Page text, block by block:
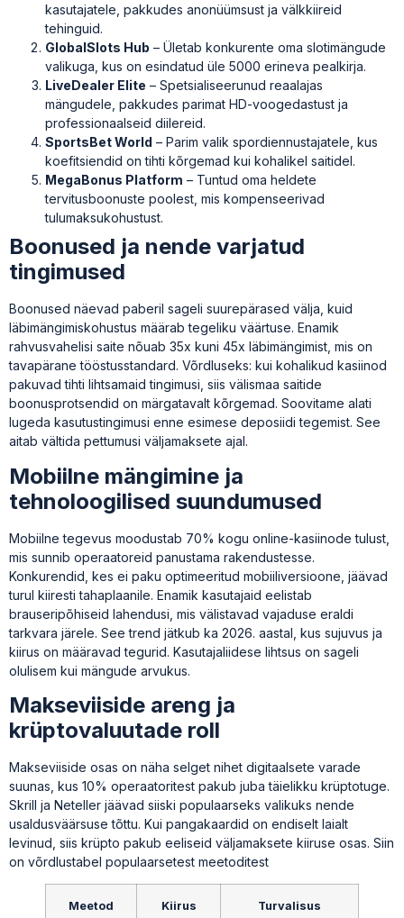
kasutajatele, pakkudes anonüümsust ja välkkiireid
tehinguid.
GlobalSlots Hub – Ületab konkurente oma slotimängude
valikuga, kus on esindatud üle 5000 erineva pealkirja.
LiveDealer Elite – Spetsialiseerunud reaalajas
mängudele, pakkudes parimat HD-voogedastust ja
professionaalseid diilereid.
SportsBet World – Parim valik spordiennustajatele, kus
koefitsiendid on tihti kõrgemad kui kohalikel saitidel.
MegaBonus Platform – Tuntud oma heldete
tervitusboonuste poolest, mis kompenseerivad
tulumaksukohustust.
Boonused ja nende varjatud
tingimused
Boonused näevad paberil sageli suurepärased välja, kuid
läbimängimiskohustus määrab tegeliku väärtuse. Enamik
rahvusvahelisi saite nõuab 35x kuni 45x läbimängimist, mis on
tavapärane tööstusstandard. Võrdluseks: kui kohalikud kasiinod
pakuvad tihti lihtsamaid tingimusi, siis välismaa saitide
boonusprotsendid on märgatavalt kõrgemad. Soovitame alati
lugeda kasutustingimusi enne esimese deposiidi tegemist. See
aitab vältida pettumusi väljamaksete ajal.
Mobiilne mängimine ja
tehnoloogilised suundumused
Mobiilne tegevus moodustab 70% kogu online-kasiinode tulust,
mis sunnib operaatoreid panustama rakendustesse.
Konkurendid, kes ei paku optimeeritud mobiiliversioone, jäävad
turul kiiresti tahaplaanile. Enamik kasutajaid eelistab
brauseripõhiseid lahendusi, mis välistavad vajaduse eraldi
tarkvara järele. See trend jätkub ka 2026. aastal, kus sujuvus ja
kiirus on määravad tegurid. Kasutajaliidese lihtsus on sageli
olulisem kui mängude arvukus.
Makseviiside areng ja
krüptovaluutade roll
Makseviiside osas on näha selget nihet digitaalsete varade
suunas, kus 10% operaatoritest pakub juba täielikku krüptotuge.
Skrill ja Neteller jäävad siiski populaarseks valikuks nende
usaldusväärsuse tõttu. Kui pangakaardid on endiselt laialt
levinud, siis krüpto pakub eeliseid väljamaksete kiiruse osas. Siin
on võrdlustabel populaarsetest meetoditest
Meetod Kiirus Turvalisus